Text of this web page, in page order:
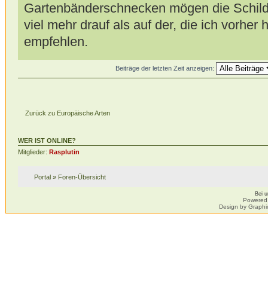
Gartenbänderschnecken mögen die
viel mehr drauf als auf der, die ich vorher
empfehlen.
Beiträge der letzten Zeit anzeigen:
Zurück zu Europäische Arten
WER IST ONLINE?
Mitglieder: Rasplutin
Portal» Foren-Übersicht
Bei
Design by